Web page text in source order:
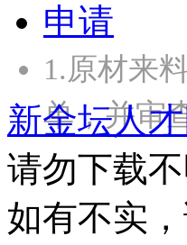
申请
1.原材来
单，并审
新金坛人
请勿下载
如有不实